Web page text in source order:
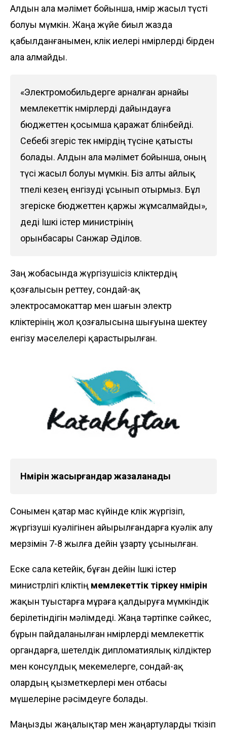
Алдын ала мәлімет бойынша, нөмір жасыл түсті
болуы мүмкін. Жаңа жүйе биыл жазда
қабылданғанымен, көлік иелері нөмірлерді бірден
ала алмайды.
«Электромобильдерге арналған арнайы
мемлекеттік нөмірлерді дайындауға
бюджеттен қосымша қаражат бөлінбейді.
Себебі өзгеріс тек нөмірдің түсіне қатысты
болады. Алдын ала мәлімет бойынша, оның
түсі жасыл болуы мүмкін. Біз алты айлық
өтпелі кезең енгізуді ұсынып отырмыз. Бұл
өзгеріске бюджеттен қаржы жұмсалмайды»,
деді Ішкі істер министрінің
орынбасары Санжар Әділов.
Заң жобасында жүргізушісіз көліктердің
қозғалысын реттеу, сондай-ақ
электросамокаттар мен шағын электр
көліктерінің жол қозғалысына шығуына шектеу
енгізу мәселелері қарастырылған.
Нөмірін жасырғандар жазаланады
Сонымен қатар мас күйінде көлік жүргізіп,
жүргізуші куәлігінен айырылғандарға куәлік алу
мерзімін 7-8 жылға дейін ұзарту ұсынылған.
Еске сала кетейік, бұған дейін Ішкі істер
министрлігі көліктің мемлекеттік тіркеу нөмірін
жақын туыстарға мұраға қалдыруға мүмкіндік
берілетіндігін мәлімдеді. Жаңа тәртіпке сәйкес,
бұрын пайдаланылған нөмірлерді мемлекеттік
органдарға, шетелдік дипломатиялық өкілдіктер
мен консулдық мекемелерге, сондай-ақ
олардың қызметкерлері мен отбасы
мүшелеріне рәсімдеуге болады.
Маңызды жаңалықтар мен жаңартуларды өткізіп